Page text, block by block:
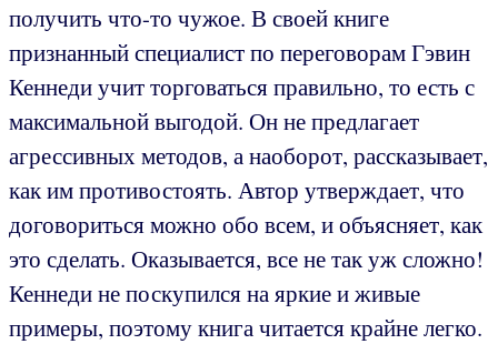
получить что-то чужое. В своей книге
признанный специалист по переговорам Гэвин
Кеннеди учит торговаться правильно, то есть с
максимальной выгодой. Он не предлагает
агрессивных методов, а наоборот, рассказывает,
как им противостоять. Автор утверждает, что
договориться можно обо всем, и объясняет, как
это сделать. Оказывается, все не так уж сложно!
Кеннеди не поскупился на яркие и живые
примеры, поэтому книга читается крайне легко.